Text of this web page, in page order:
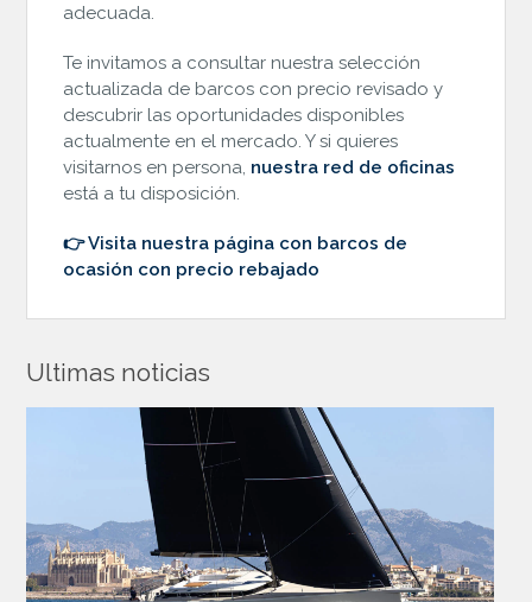
adecuada.
Te invitamos a consultar nuestra selección
actualizada de barcos con precio revisado y
descubrir las oportunidades disponibles
actualmente en el mercado. Y si quieres
visitarnos en persona, nuestra red de oficinas
está a tu disposición.
👉 Visita nuestra página con barcos de
ocasión con precio rebajado
Ultimas noticias